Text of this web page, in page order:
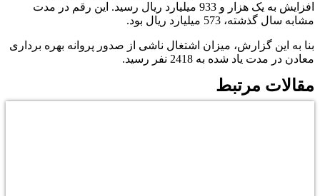
افزایش به یک هزار و 933 میلیارد ریال رسید. این رقم در مدت
مشابه سال گذشته، 573 میلیارد ریال بود.
بنا به این گزارش، میزان اشتغال ناشی از صدور پروانه بهره برداری
معادن در مدت یاد شده به 2418 نفر رسید.
مقالات مرتبط